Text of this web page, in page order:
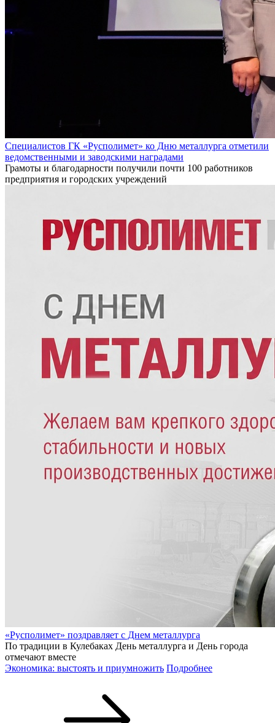
Специалистов ГК «Русполимет» ко Дню металлурга отметили
ведомственными и заводскими наградами
Грамоты и благодарности получили почти 100 работников
предприятия и городских учреждений
«Русполимет» поздравляет с Днем металлурга
По традиции в Кулебаках День металлурга и День города
отмечают вместе
Экономика: выстоять и приумножить Подробнее